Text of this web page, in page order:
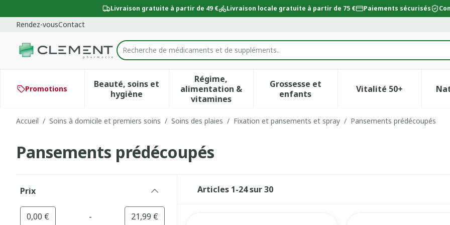
Livraison gratuite à partir de 49 € Livraison locale gratuite à partir de 75 € Paiements sécurisés
Rendez-vousContact
Rechercher
Re
Promotions
Beauté, soins et
hygièneAfficher le sous-menu pour la catégorie Beauté, soins et hygiène
Régime,
alimentation &
vitamines
Afficher le sous-menu pour la catégorie Régime,
Grossesse et
enfantsAfficher le sous-menu pour la
Vitalité 50+Afficher le sous-
Accueil / Soins à domicile et premiers soins / Soins des plaies / Fixation et pansements et spray / Pansements prédécoupés
Pansements prédécoupés
Prix
Valeur minimale
0,00 € - Valeur maximale
21,99 €
Articles 1-24sur30